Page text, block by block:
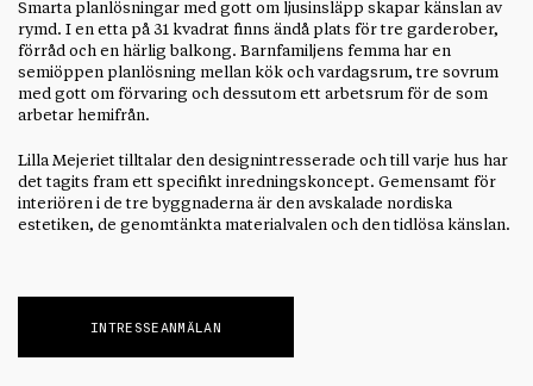
Smarta planlösningar med gott om ljusinsläpp skapar känslan av
rymd. I en etta på 31 kvadrat finns ändå plats för tre garderober,
förråd och en härlig balkong. Barnfamiljens femma har en
semiöppen planlösning mellan kök och vardagsrum, tre sovrum
med gott om förvaring och dessutom ett arbetsrum för de som
arbetar hemifrån.
Lilla Mejeriet tilltalar den designintresserade och till varje hus har
det tagits fram ett specifikt inredningskoncept. Gemensamt för
interiören i de tre byggnaderna är den avskalade nordiska
estetiken, de genomtänkta materialvalen och den tidlösa känslan.
INTRESSEANMÄLAN